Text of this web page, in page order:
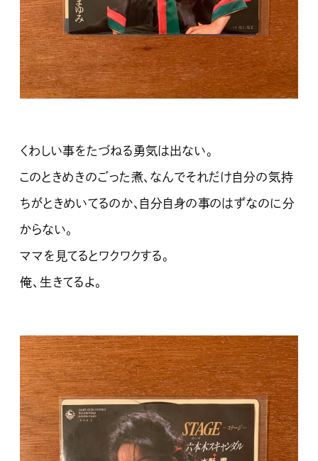
くわしい事をたづねる勇気は出ない。
このときめきのごった煮、なんでそれだけ自分の気持
ちがときめいてるのか、自分自身の事のはずなのに分
からない。
ママを見てるとワクワクする。
俺、生きてるよ。